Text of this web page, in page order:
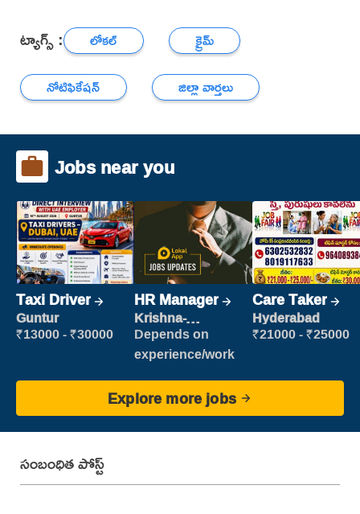
ట్యాగ్స్ : లోకల్
క్రైమ్
నోటిఫికేషన్
జిల్లా వార్తలు
Jobs near you
Taxi Driver
Guntur
₹13000 - ₹30000
HR Manager
Krishna-
vijayawada
Depends on
experience/work
Care Taker
Hyderabad
₹21000 - ₹25000
Explore more jobs
సంబంధిత పోస్ట్